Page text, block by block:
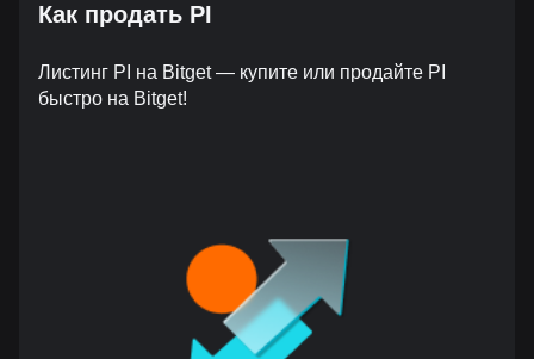
Как продать PI
Листинг PI на Bitget — купите или продайте PI
быстро на Bitget!